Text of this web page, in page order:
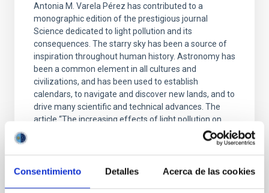
Consentimiento Detalles Acerca de las cookies
Antonia M. Varela Pérez has contributed to a
monographic edition of the prestigious journal
Science dedicated to light pollution and its
consequences. The starry sky has been a source of
inspiration throughout human history. Astronomy has
been a common element in all cultures and
civilizations, and has been used to establish
calendars, to navigate and discover new lands, and to
drive many scientific and technical advances. The
article “The increasing effects of light pollution on
Advertised on 06/21/2023 - 16:44